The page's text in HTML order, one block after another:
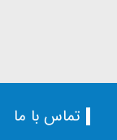
تماس با ما